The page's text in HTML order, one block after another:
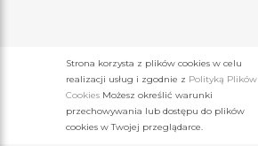
Strona korzysta z plików cookies w celu
realizacji usług i zgodnie z Polityką Plików
Cookies Możesz określić warunki
przechowywania lub dostępu do plików
cookies w Twojej przeglądarce.